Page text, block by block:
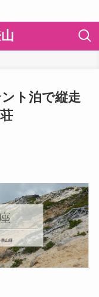
ト泊で縦走